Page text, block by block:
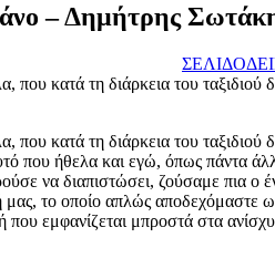
– Δημήτρης
κατά τη διάρκεια του
κατά τη διάρκεια του
που ήθελα και εγώ, όπως πάντα
να διαπιστώσει, ζούσαμε πια
μας, το οποίο απλώς
που εμφανίζεται μπροστά στα